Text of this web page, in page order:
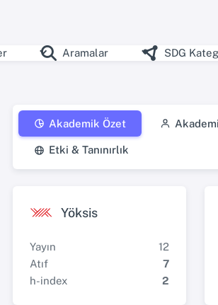
Aramalar SDG
Akademik Özet
Etki & Tanınırlık
Yöksis
Yayın
12
Atıf
7
h-index
2